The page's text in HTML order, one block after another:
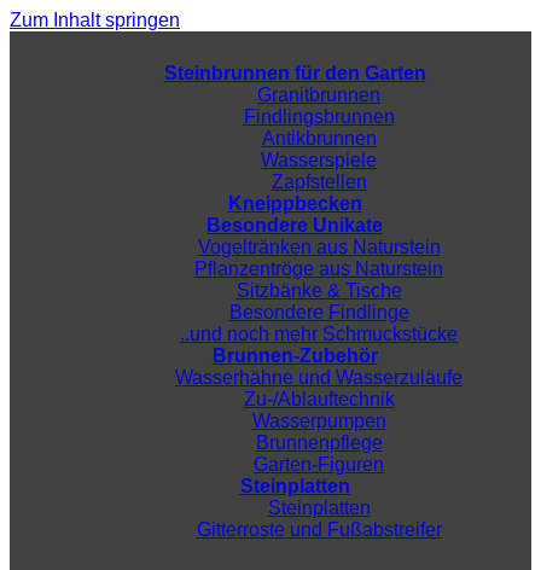
Zum Inhalt springen
Steinbrunnen für den Garten
Granitbrunnen
Findlingsbrunnen
Antikbrunnen
Wasserspiele
Zapfstellen
Kneippbecken
Besondere Unikate
Vogeltränken aus Naturstein
Pflanzentröge aus Naturstein
Sitzbänke & Tische
Besondere Findlinge
..und noch mehr Schmuckstücke
Brunnen-Zubehör
Wasserhähne und Wasserzuläufe
Zu-/Ablauftechnik
Wasserpumpen
Brunnenpflege
Garten-Figuren
Steinplatten
Steinplatten
Gitterroste und Fußabstreifer